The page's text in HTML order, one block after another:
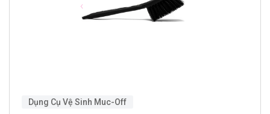
Dụng Cụ Vệ Sinh Muc-Off